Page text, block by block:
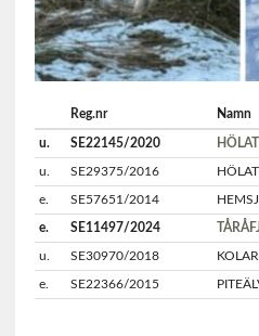
Reg.nr Namn
u. SE22145/2020
u. SE29375/2016
e. SE57651/2014
e. SE11497/2024
u. SE30970/2018
e. SE22366/2015